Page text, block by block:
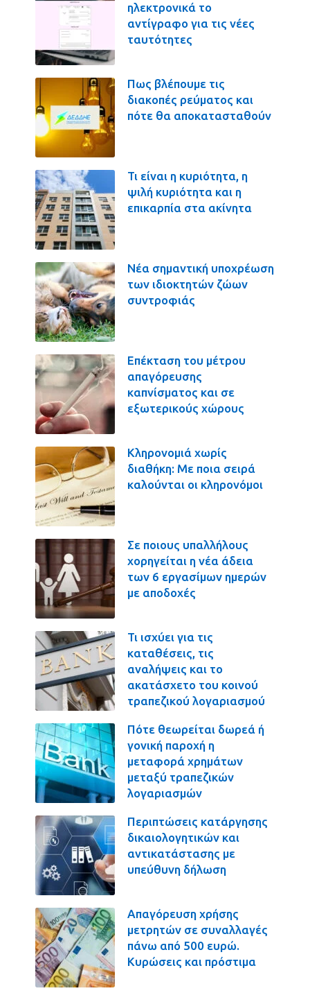
ηλεκτρονικά το
αντίγραφο για τις νέες
ταυτότητες
Πως βλέπουμε τις
διακοπές ρεύματος και
πότε θα αποκατασταθούν
Τι είναι η κυριότητα, η
ψιλή κυριότητα και η
επικαρπία στα ακίνητα
Νέα σημαντική υποχρέωση
των ιδιοκτητών ζώων
συντροφιάς
Επέκταση του μέτρου
απαγόρευσης
καπνίσματος και σε
εξωτερικούς χώρους
Κληρονομιά χωρίς
διαθήκη: Με ποια σειρά
καλούνται οι κληρονόμοι
Σε ποιους υπαλλήλους
χορηγείται η νέα άδεια
των 6 εργασίμων ημερών
με αποδοχές
Τι ισχύει για τις
καταθέσεις, τις
αναλήψεις και το
ακατάσχετο του κοινού
τραπεζικού λογαριασμού
Πότε θεωρείται δωρεά ή
γονική παροχή η
μεταφορά χρημάτων
μεταξύ τραπεζικών
λογαριασμών
Περιπτώσεις κατάργησης
δικαιολογητικών και
αντικατάστασης με
υπεύθυνη δήλωση
Απαγόρευση χρήσης
μετρητών σε συναλλαγές
πάνω από 500 ευρώ.
Κυρώσεις και πρόστιμα